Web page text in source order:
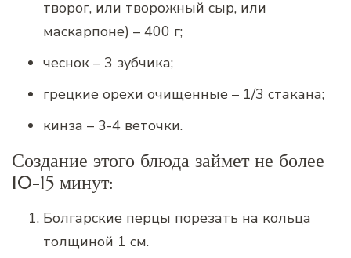
творог, или творожный сыр, или
маскарпоне) – 400 г;
чеснок – 3 зубчика;
грецкие орехи очищенные – 1/3 стакана;
кинза – 3-4 веточки.
Создание этого блюда займет не более
10-15 минут:
Болгарские перцы порезать на кольца
толщиной 1 см.